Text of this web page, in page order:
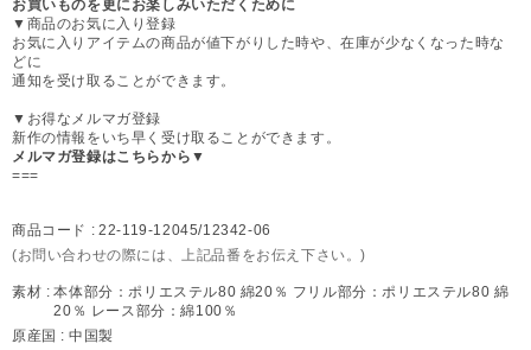
お買いものを更にお楽しみいただくために
▼商品のお気に入り登録
お気に入りアイテムの商品が値下がりした時や、在庫が少なくなった時な
どに
通知を受け取ることができます。
▼お得なメルマガ登録
新作の情報をいち早く受け取ることができます。
メルマガ登録はこちらから▼
===
商品コード : 22-119-12045/12342-06
(お問い合わせの際には、上記品番をお伝え下さい。)
素材 : 本体部分：ポリエステル80 綿20％ フリル部分：ポリエステル80 綿
20％ レース部分：綿100％
原産国 : 中国製